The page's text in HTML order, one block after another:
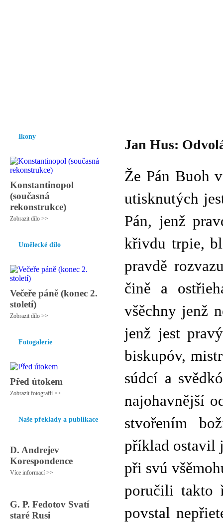
Ikony
Konstantinopol
(současná
rekonstrukce)
Zobrazit dílo >>
Umělecké dílo
Večeře páně (konec 2.
století)
Zobrazit dílo >>
Fotogalerie
Před útokem
Zobrazit fotografii >>
Naše překlady a publikace
D. Andrejev
Korespondence
Více informací >>
G. P. Fedotov Svatí
staré Rusi
Jan Hus:
Že Pán Buoh
utisknutých
Pán, jenž
křivdu trpie,
pravdě
čině a
všěchny jenž
jenž jest
biskupóv,
súdcí a
najohavnější
stvořením
příklad ostavil
při svú
poručili takto
povstal